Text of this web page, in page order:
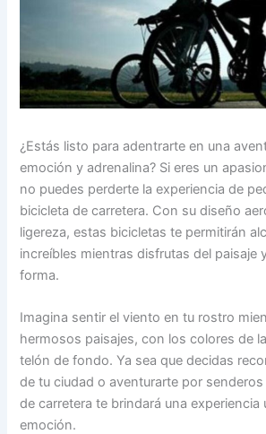
¿Estás listo para adentrarte en una
emoción y adrenalina? Si eres un
no puedes perderte la experiencia de
bicicleta de carretera. Con su diseño
ligereza, estas bicicletas te permitirán
increíbles mientras disfrutas del paisaje
forma.
Imagina sentir el viento en tu rostro
hermosos paisajes, con los colores de
telón de fondo. Ya sea que decidas
de tu ciudad o aventurarte por senderos
de carretera te brindará una experiencia
emoción.